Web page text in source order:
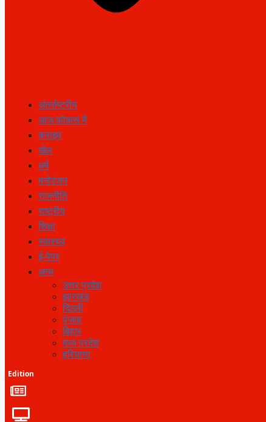
अंतर्राष्ट्रीय
आज फोकस में
क्राइम
खेल
धर्म
मनोरंजन
राजनीति
राष्ट्रीय
शिक्षा
स्वास्थ्य
ई-पेपर
अन्य
उत्तर प्रदेश
झारखंड
दिल्ली
पंजाब
बिहार
मध्य प्रदेश
हरियाणा
Edition